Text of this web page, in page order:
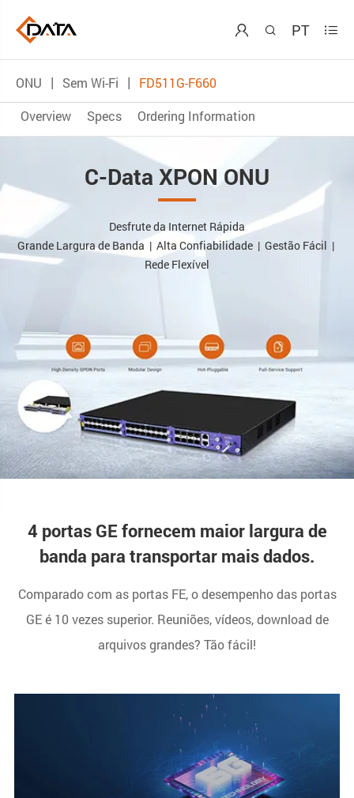
  PT 
ONU Sem Wi-Fi
FD511G-F660
Overview
Specs Ordering Information
C-Data XPON ONU
Desfrute da Internet Rápida
Grande Largura de Banda | Alta Confiabilidade | Gestão Fácil |
Rede Flexível
4 portas GE fornecem maior largura de
banda para transportar mais dados.
Comparado com as portas FE, o desempenho das portas
GE é 10 vezes superior. Reuniões, vídeos, download de
arquivos grandes? Tão fácil!